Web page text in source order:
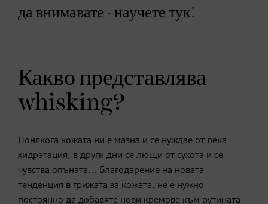
да внимавате - научете тук!
Какво представлява
whisking?
Понякога кожата ни е мазна и се нуждае от лека
хидратация, в други дни се лющи от сухота и се
чувства опъната... Благодарение на новата
тенденция в грижата за кожата, не е нужно
постоянно да добавяте нови кремове към рутината